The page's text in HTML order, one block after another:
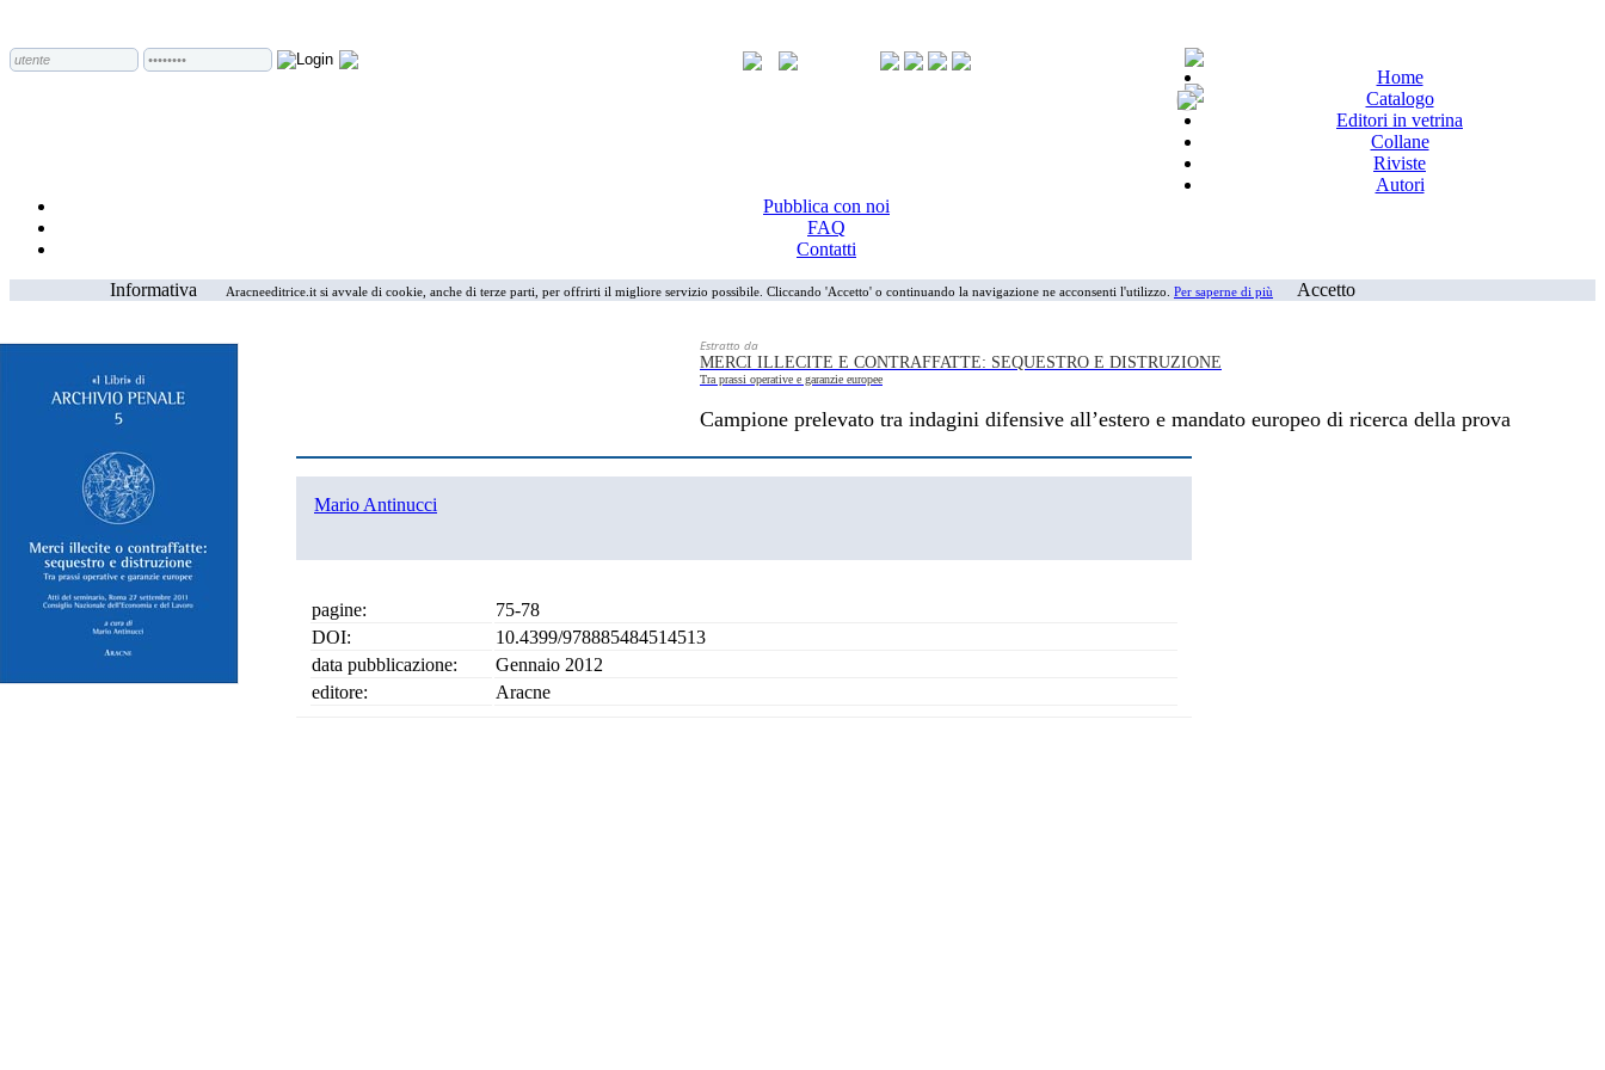
Home
Catalogo
Editori in vetrina
Collane
Riviste
Autori
Pubblica con noi
FAQ
Contatti
Informativa
Aracneeditrice.it si avvale di cookie, anche di terze parti, per offrirti il migliore servizio possibile. Cliccando 'Accetto' o continuando la navigazione ne acconsenti l'utilizzo. Per saperne di più Accetto
Estratto da
MERCI ILLECITE E CONTRAFFATTE: SEQUESTRO E DISTRUZIONE
Tra prassi operative e garanzie europee
Campione prelevato tra indagini difensive all’estero e mandato europeo di ricerca della prova
Mario Antinucci
pagine:
75-78
DOI:
10.4399/978885484514513
data pubblicazione:
Gennaio 2012
editore:
Aracne